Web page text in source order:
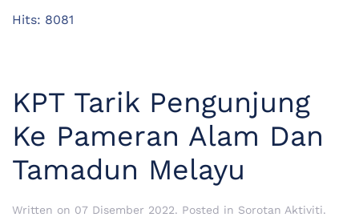
Hits: 8081
KPT Tarik Pengunjung
Ke Pameran Alam Dan
Tamadun Melayu
Written on 07 Disember 2022. Posted in Sorotan Aktiviti.